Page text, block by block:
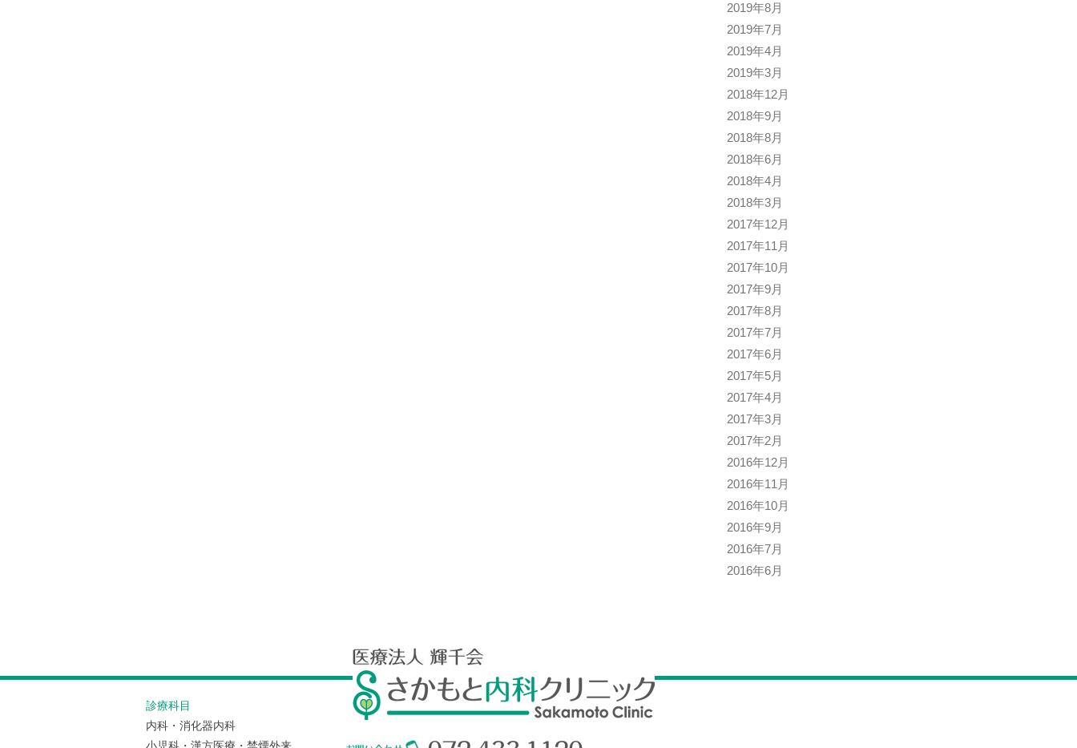
2019年8月
2019年7月
2019年4月
2019年3月
2018年12月
2018年9月
2018年8月
2018年6月
2018年4月
2018年3月
2017年12月
2017年11月
2017年10月
2017年9月
2017年8月
2017年7月
2017年6月
2017年5月
2017年4月
2017年3月
2017年2月
2016年12月
2016年11月
2016年10月
2016年9月
2016年7月
2016年6月
診療科目
内科・消化器内科
小児科・漢方医療・禁煙外来